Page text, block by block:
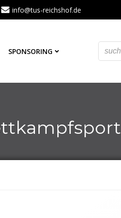
info@tus-reichshof.de
SPONSORING